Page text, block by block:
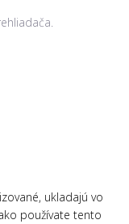
ukladajú vo
používate tento